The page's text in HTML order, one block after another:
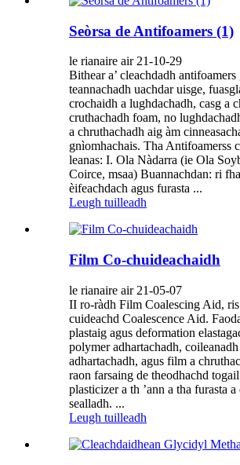
Seòrsa de Antifoamers (1)
le rianaire air 21-10-29
Bithear a’ cleachdadh antifoamers
teannachadh uachdar uisge,
crochaidh a lughdachadh, casg a
cruthachadh foam, no
a chruthachadh aig àm
gnìomhachais. Tha Antifoamerss
leanas: I. Ola Nàdarra (ie Ola
Coirce, msaa) Buannachdan: ri
èifeachdach agus furasta ...
Leugh tuilleadh
Film Co-chuideachaidh
le rianaire air 21-05-07
II ro-ràdh Film Coalescing Aid, ris
cuideachd Coalescence Aid.
plastaig agus deformation
polymer adhartachadh,
adhartachadh, agus film a
raon farsaing de theodhachd
plasticizer a th ’ann a tha furasta a
sealladh. ...
Leugh tuilleadh